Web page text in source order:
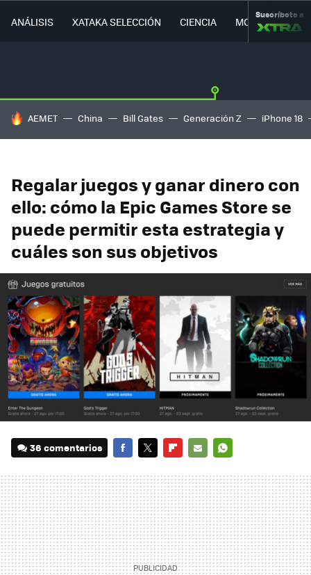
ANÁLISIS XATAKA SELECCIÓN CIENCIA MOVILIDAD
Suscríbete a
HOY SE HABLA DE
AEMET China Bill Gates Generación Z iPhone 18
Regalar juegos y ganar dinero con
ello: cómo la Epic Games Store se
puede permitir esta estrategia y
cuáles son sus objetivos
36 comentarios
MAIL